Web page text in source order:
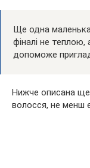
Ще одна маленька
фіналі не
допоможе
Нижче описана
волосся, не менш